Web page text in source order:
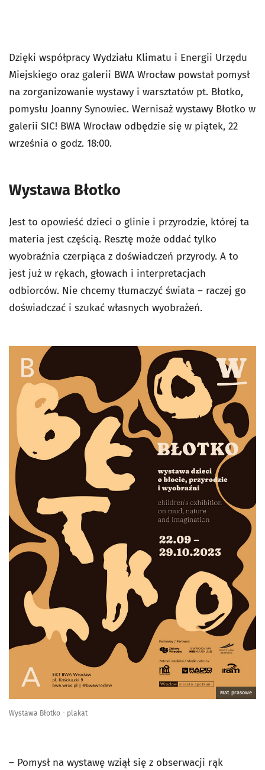
Dzięki współpracy Wydziału Klimatu i Energii Urzędu
Miejskiego oraz galerii BWA Wrocław powstał pomysł
na zorganizowanie wystawy i warsztatów pt. Błotko,
pomysłu Joanny Synowiec. Wernisaż wystawy Błotko w
galerii SIC! BWA Wrocław odbędzie się w piątek, 22
września o godz. 18:00.
Wystawa Błotko
Jest to opowieść dzieci o glinie i przyrodzie, której ta
materia jest częścią. Resztę może oddać tylko
wyobraźnia czerpiąca z doświadczeń przyrody. A to
jest już w rękach, głowach i interpretacjach
odbiorców. Nie chcemy tłumaczyć świata – raczej go
doświadczać i szukać własnych wyobrażeń.
Mat. prasowe
Wystawa Błotko - plakat
– Pomysł na wystawę wziął się z obserwacji rąk